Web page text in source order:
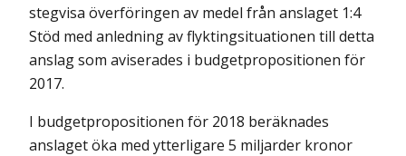
stegvisa överföringen av medel från anslaget 1:4
Stöd med anledning av flyktingsituationen till detta
anslag som aviserades i budgetpropositionen för
2017.
I budgetpropositionen för 2018 beräknades
anslaget öka med ytterligare 5 miljarder kronor